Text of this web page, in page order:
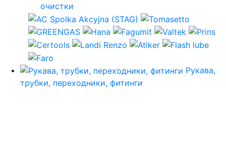
очистки
Рукава,
трубки, переходники, фитинги